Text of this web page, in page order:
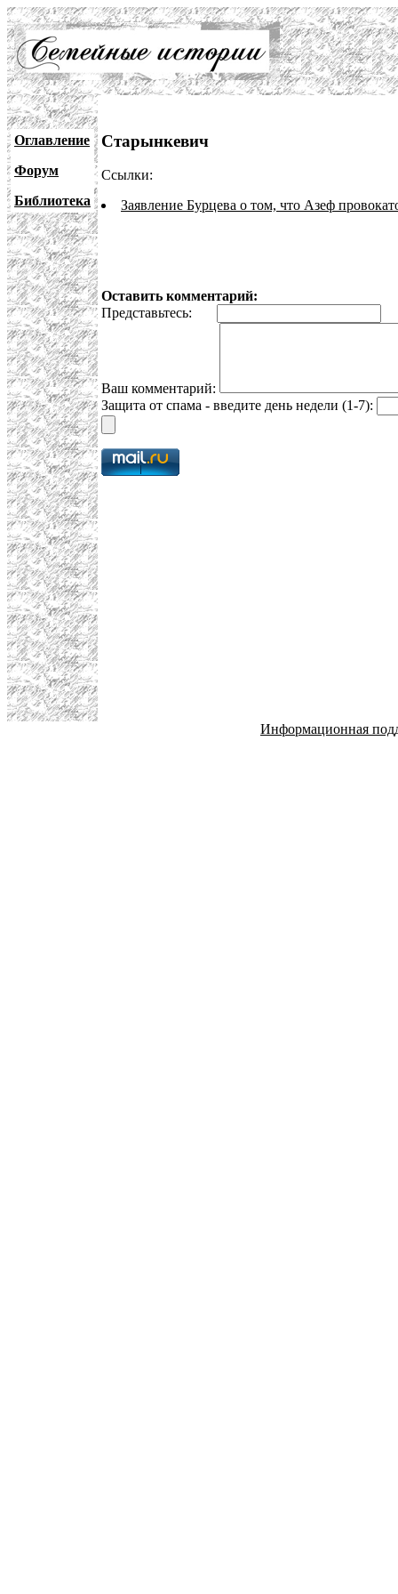
Оглавление
Форум
Библиотека
Старынкевич
Ссылки:
Заявление Бурцева о том, что Азеф
Оставить комментарий:
Представьтесь:
Ваш комментарий:
Защита от спама - введите день недели (1-7):
Информационная